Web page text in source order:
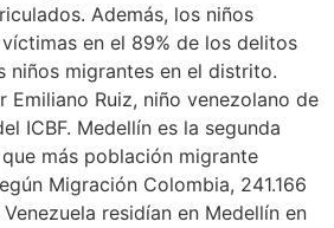
Además, los niños
en el 89% de los delitos
niños migrantes en el distrito.
Emiliano Ruiz, niño venezolano de
ICBF. Medellín es la segunda
más población migrante
Migración Colombia, 241.166
residían en Medellín en